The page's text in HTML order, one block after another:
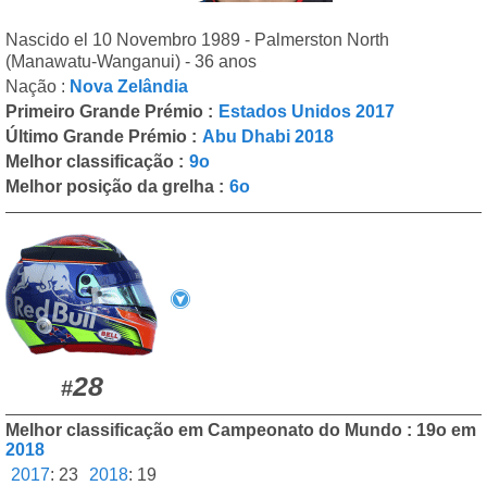
Nascido el 10 Novembro 1989 - Palmerston North
(Manawatu-Wanganui) - 36 anos
Nação : Nova Zelândia
Primeiro Grande Prémio : Estados Unidos 2017
Último Grande Prémio : Abu Dhabi 2018
Melhor classificação : 9o
Melhor posição da grelha : 6o
#28
Melhor classificação em Campeonato do Mundo : 19o em
2018
2017: 23 2018: 19